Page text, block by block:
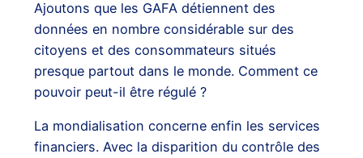
Ajoutons que les GAFA détiennent des
données en nombre considérable sur des
citoyens et des consommateurs situés
presque partout dans le monde. Comment ce
pouvoir peut-il être régulé ?
La mondialisation concerne enfin les services
financiers. Avec la disparition du contrôle des